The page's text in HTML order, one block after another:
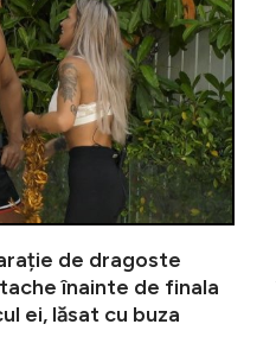
de dragoste
înainte de finala
ei, lăsat cu buza